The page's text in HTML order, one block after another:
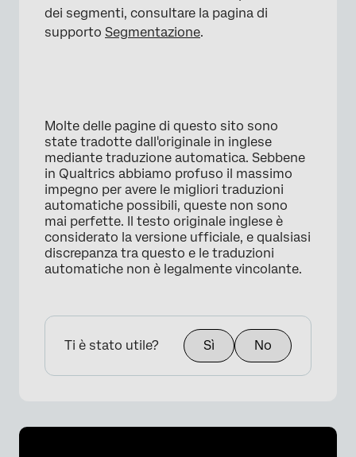
dei segmenti, consultare la pagina di
supporto Segmentazione.
Molte delle pagine di questo sito sono
state tradotte dall'originale in inglese
mediante traduzione automatica. Sebbene
in Qualtrics abbiamo profuso il massimo
impegno per avere le migliori traduzioni
automatiche possibili, queste non sono
mai perfette. Il testo originale inglese è
considerato la versione ufficiale, e qualsiasi
discrepanza tra questo e le traduzioni
automatiche non è legalmente vincolante.
Ti è stato utile? Sì No